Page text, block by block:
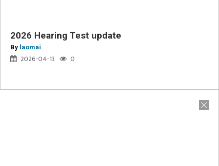
2026 Hearing Test update
By laomai
2026-04-13 0